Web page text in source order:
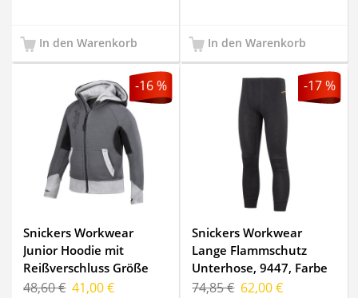
In den Warenkorb In den Warenkorb
-16 %
Snickers Workwear
Junior Hoodie mit
Reißverschluss Größe
98/104
48,60 € 41,00 €
-17 %
Snickers Workwear
Lange Flammschutz
Unterhose, 9447, Farbe
Black, Größe XL
74,85 € 62,00 €